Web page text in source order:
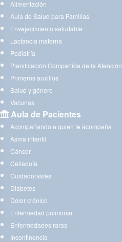
Alimentación
Aula de Salud para Familias
Envejecimiento saludable
Lactancia materna
Pediatría
Planificación Compartida de la Atención
Primeros auxilios
Salud y género
Vacunas
Aula de Pacientes
Acompañando a quien te acompaña
Asma infantil
Cáncer
Celiaquía
Cuidadoras/es
Diabetes
Dolor crónico
Enfermedad pulmonar
Enfermedades raras
Incontinencia